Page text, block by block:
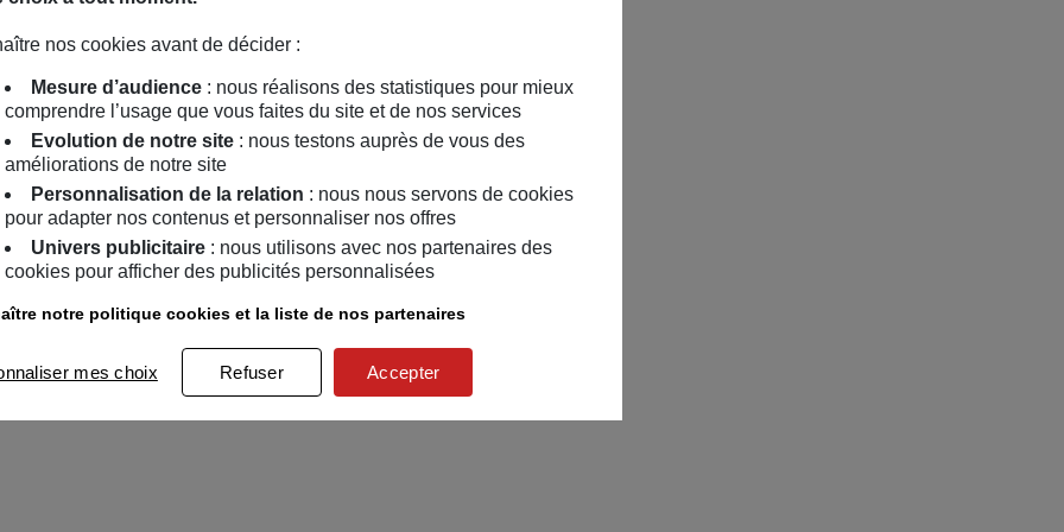
nos cookies avant de décider :
Mesure d’audience : nous réalisons des statistiques pour mieux
comprendre l’usage que vous faites du site et de nos services
Evolution de notre site : nous testons auprès de vous des
améliorations de notre site
Personnalisation de la relation : nous nous servons de cookies
pour adapter nos contenus et personnaliser nos offres
Univers publicitaire : nous utilisons avec nos partenaires des
cookies pour afficher des publicités personnalisées
notre politique cookies et la liste de nos partenaires
mes choix Refuser Accepter